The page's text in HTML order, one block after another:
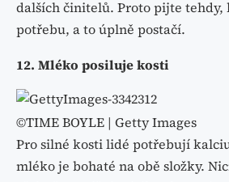
dalších činitelů. Proto pijte tehdy,
potřebu, a to úplně postačí.
12. Mléko posiluje kosti
©TIME BOYLE | Getty Images
Pro silné kosti lidé potřebují
mléko je bohaté na obě složky.